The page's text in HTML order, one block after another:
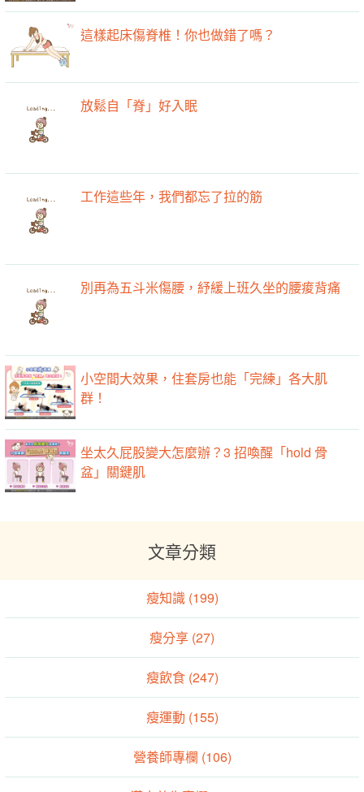
這樣起床傷脊椎！你也做錯了嗎？
放鬆自「脊」好入眠
工作這些年，我們都忘了拉的筋
別再為五斗米傷腰，紓緩上班久坐的腰痠背痛
瘦知識 (199)